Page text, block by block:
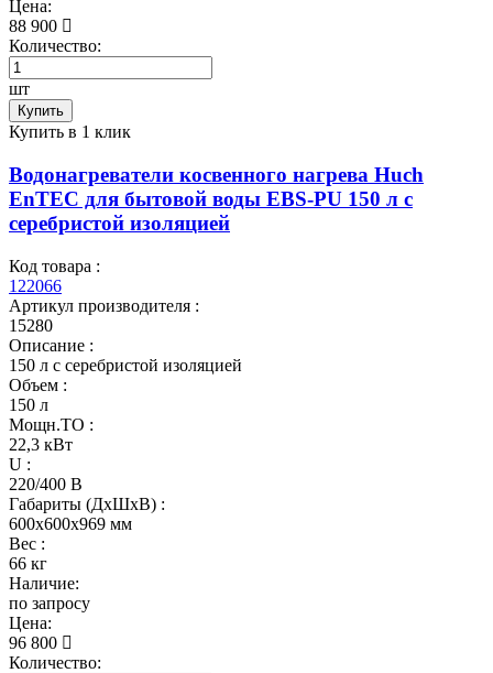
Цена:
88 900
Количество:
шт
Купить
Купить в 1 клик
Водонагреватели косвенного нагрева Huch
EnTEC для бытовой воды EBS-PU 150 л c
серебристой изоляцией
Код товара :
122066
Артикул производителя :
15280
Описание :
150 л c серебристой изоляцией
Объем :
150 л
Мощн.ТО :
22,3 кВт
U :
220/400 В
Габариты (ДхШхВ) :
600x600x969 мм
Вес :
66 кг
Наличие:
по запросу
Цена:
96 800
Количество: